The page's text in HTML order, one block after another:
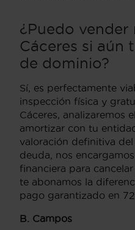
¿Puedo vender
Cáceres si aún
de dominio?
Sí, es perfectamente
inspección física y
Cáceres, analizaremos
amortizar con tu
valoración definitiva
deuda, nos
financiera para
te abonamos la
pago garantizado en 72
B. Campos